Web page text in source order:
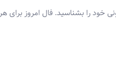
خود را بشناسید. فال امروز برای هر